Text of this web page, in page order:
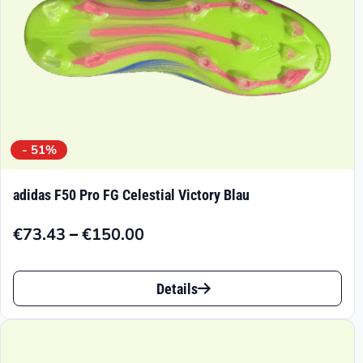
Produktseite
gewählt
werden
- 51%
adidas F50 Pro FG Celestial Victory Blau
€73.43 –€150.00
Preisspanne:
€73.43
€150.00
Dieses
Produkt
Details